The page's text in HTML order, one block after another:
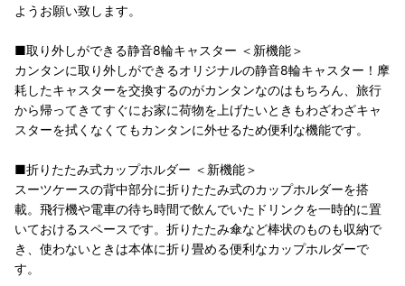
ようお願い致します。
■取り外しができる静音8輪キャスター ＜新機能＞
カンタンに取り外しができるオリジナルの静音8輪キャスター！摩
耗したキャスターを交換するのがカンタンなのはもちろん、旅行
から帰ってきてすぐにお家に荷物を上げたいときもわざわざキャ
スターを拭くなくてもカンタンに外せるため便利な機能です。
■折りたたみ式カップホルダー ＜新機能＞
スーツケースの背中部分に折りたたみ式のカップホルダーを搭
載。飛行機や電車の待ち時間で飲んでいたドリンクを一時的に置
いておけるスペースです。折りたたみ傘など棒状のものも収納で
き、使わないときは本体に折り畳める便利なカップホルダーで
す。